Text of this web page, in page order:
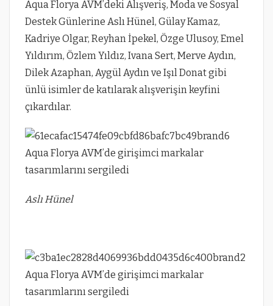
Aqua Florya AVM’deki Alışveriş, Moda ve Sosyal
Destek Günlerine Aslı Hünel, Gülay Kamaz,
Kadriye Olgar, Reyhan İpekel, Özge Ulusoy, Emel
Yıldırım, Özlem Yıldız, Ivana Sert, Merve Aydın,
Dilek Azaphan, Aygül Aydın ve Işıl Donat gibi
ünlü isimler de katılarak alışverişin keyfini
çıkardılar.
Aslı Hünel